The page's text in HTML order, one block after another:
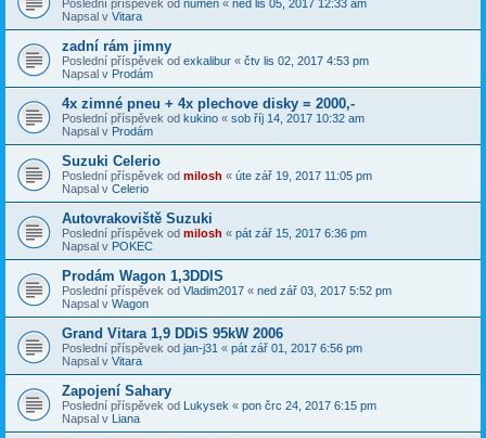
Poslední příspěvek od numen « ned lis 05, 2017 12:33 am
Napsal v Vitara
zadní rám jimny
Poslední příspěvek od exkalibur « čtv lis 02, 2017 4:53 pm
Napsal v Prodám
4x zimné pneu + 4x plechove disky = 2000,-
Poslední příspěvek od kukino « sob říj 14, 2017 10:32 am
Napsal v Prodám
Suzuki Celerio
Poslední příspěvek od milosh « úte zář 19, 2017 11:05 pm
Napsal v Celerio
Autovrakoviště Suzuki
Poslední příspěvek od milosh « pát zář 15, 2017 6:36 pm
Napsal v POKEC
Prodám Wagon 1,3DDIS
Poslední příspěvek od Vladim2017 « ned zář 03, 2017 5:52 pm
Napsal v Wagon
Grand Vitara 1,9 DDiS 95kW 2006
Poslední příspěvek od jan-j31 « pát zář 01, 2017 6:56 pm
Napsal v Vitara
Zapojení Sahary
Poslední příspěvek od Lukysek « pon črc 24, 2017 6:15 pm
Napsal v Liana